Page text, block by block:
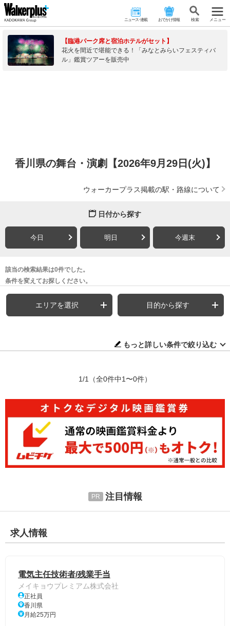
ニュース･連載 おでかけ情報 検 索 メニュー
【臨港パーク席と宿泊ホテルがセット】
花火を間近で堪能できる！「みなとみらいフェスティバ
ル」鑑賞ツアーを販売中
香川県の舞台・演劇【2026年9月29日(火)】
ウォーカープラス掲載の駅・路線について
日付から探す
今日 明日 今週末
該当の検索結果は0件でした。
条件を変えてお探しください。
エリアを選択 目的から探す
もっと詳しい条件で絞り込む
1/1 （全0件中1〜0件）
注目情報
求人情報
電気主任技術者/残業手当
メイキョウプレミアム株式会社
正社員
香川県
月給25万円